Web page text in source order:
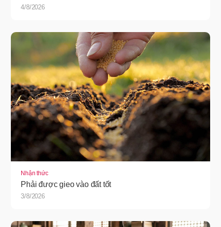
4/8/2026
Nhận thức
Phải được gieo vào đất tốt
3/8/2026